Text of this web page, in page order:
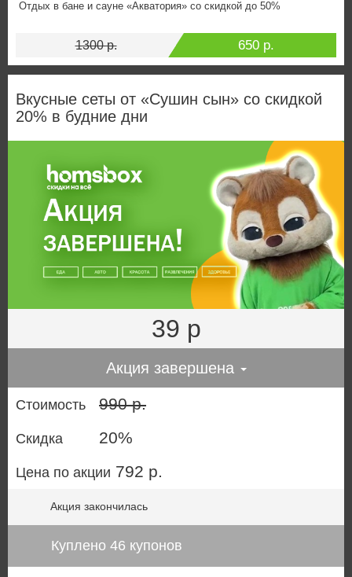
Отдых в бане и сауне «Акватория» со скидкой до 50%
1300 р. 650 р.
Вкусные сеты от «Сушин сын» со скидкой
20% в будние дни
39 р
Акция завершена
Стоимость 990 р.
Скидка 20%
Цена по акции 792 р.
Акция закончилась
Куплено 46 купонов